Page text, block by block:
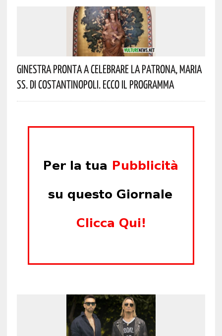
Ginestra Pronta A Celebrare La Patrona, Maria
SS. Di Costantinopoli. Ecco Il Programma